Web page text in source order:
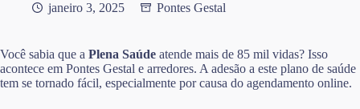
janeiro 3, 2025 Pontes Gestal
Você sabia que a Plena Saúde atende mais de 85 mil vidas? Isso
acontece em Pontes Gestal e arredores. A adesão a este plano de saúde
tem se tornado fácil, especialmente por causa do agendamento online.